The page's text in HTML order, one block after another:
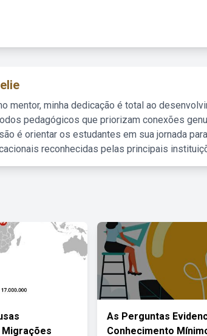
mentor, minha dedicação é total ao
pedagógicos que priorizam conexões
é orientar os estudantes em sua jornada
reconhecidas pelas principais
Migrações
As Perguntas
Conhecimento